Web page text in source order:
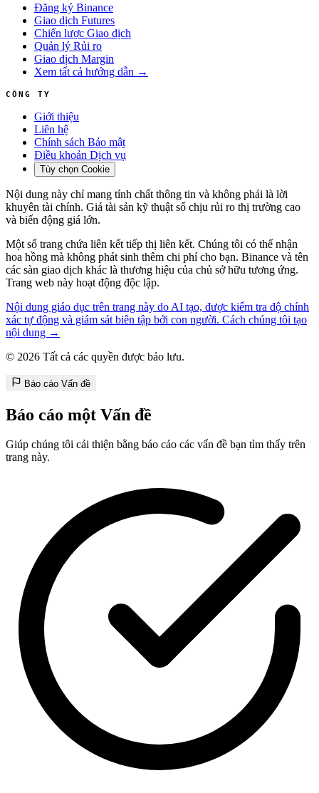
Đăng ký Binance
Giao dịch Futures
Chiến lược Giao dịch
Quản lý Rủi ro
Giao dịch Margin
Xem tất cả hướng dẫn →
CÔNG TY
Giới thiệu
Liên hệ
Chính sách Bảo mật
Điều khoản Dịch vụ
Tùy chọn Cookie
Nội dung này chỉ mang tính chất thông tin và không phải là lời
khuyên tài chính. Giá tài sản kỹ thuật số chịu rủi ro thị trường cao
và biến động giá lớn.
Một số trang chứa liên kết tiếp thị liên kết. Chúng tôi có thể nhận
hoa hồng mà không phát sinh thêm chi phí cho bạn. Binance và tên
các sàn giao dịch khác là thương hiệu của chủ sở hữu tương ứng.
Trang web này hoạt động độc lập.
Nội dung giáo dục trên trang này do AI tạo, được kiểm tra độ chính
xác tự động và giám sát biên tập bởi con người. Cách chúng tôi tạo
nội dung →
© 2026 Tất cả các quyền được bảo lưu.
Báo cáo Vấn đề
Báo cáo một Vấn đề
Giúp chúng tôi cải thiện bằng báo cáo các vấn đề bạn tìm thấy trên
trang này.